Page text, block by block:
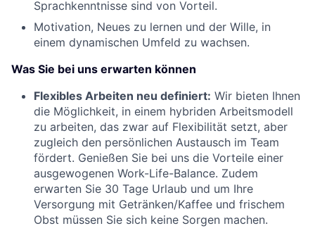
Sprachkenntnisse sind von Vorteil.
Motivation, Neues zu lernen und der Wille, in
einem dynamischen Umfeld zu wachsen.
Was Sie bei uns erwarten können
Flexibles Arbeiten neu definiert: Wir bieten Ihnen
die Möglichkeit, in einem hybriden Arbeitsmodell
zu arbeiten, das zwar auf Flexibilität setzt, aber
zugleich den persönlichen Austausch im Team
fördert. Genießen Sie bei uns die Vorteile einer
ausgewogenen Work-Life-Balance. Zudem
erwarten Sie 30 Tage Urlaub und um Ihre
Versorgung mit Getränken/Kaffee und frischem
Obst müssen Sie sich keine Sorgen machen.